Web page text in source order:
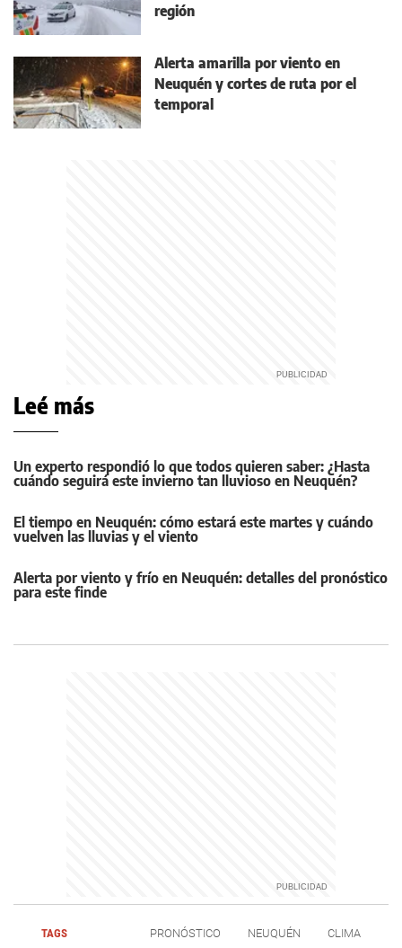
región
Alerta amarilla por viento en
Neuquén y cortes de ruta por el
temporal
Leé más
Un experto respondió lo que todos quieren saber: ¿Hasta
cuándo seguirá este invierno tan lluvioso en Neuquén?
El tiempo en Neuquén: cómo estará este martes y cuándo
vuelven las lluvias y el viento
Alerta por viento y frío en Neuquén: detalles del pronóstico
para este finde
TAGS PRONÓSTICO NEUQUÉN CLIMA